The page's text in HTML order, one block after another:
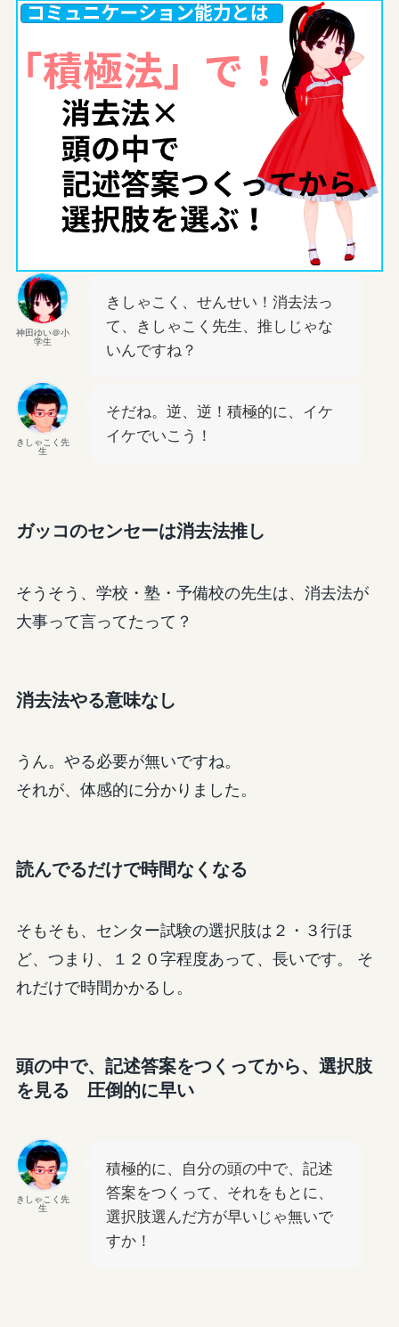
神田ゆい＠小
学生
きしゃこく、せんせい！消去法っ
て、きしゃこく先生、推しじゃな
いんですね？
きしゃこく先
生
そだね。逆、逆！積極的に、イケ
イケでいこう！
ガッコのセンセーは消去法推し
そうそう、学校・塾・予備校の先生は、消去法が
大事って言ってたって？
消去法やる意味なし
うん。やる必要が無いですね。
それが、体感的に分かりました。
読んでるだけで時間なくなる
そもそも、センター試験の選択肢は２・３行ほ
ど、つまり、１２０字程度あって、長いです。 そ
れだけで時間かかるし。
頭の中で、記述答案をつくってから、選択肢
を見る 圧倒的に早い
きしゃこく先
生
積極的に、自分の頭の中で、記述
答案をつくって、それをもとに、
選択肢選んだ方が早いじゃ無いで
すか！